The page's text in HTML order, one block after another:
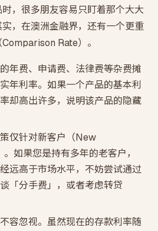
，很多朋友容易只盯着那个大大
，在澳洲金融界，还有一个更重
Rate）。
年费、申请费、法律费等杂费摊
年利率。如果一个产品的基本利
却高出许多，说明该产品的隐藏
仅针对新客户（New
如果您是持有多年的老客户，
远高于市场水平，不妨尝试通过
「分手费」，或者考虑转贷
容忽视。虽然现在的存款利率随